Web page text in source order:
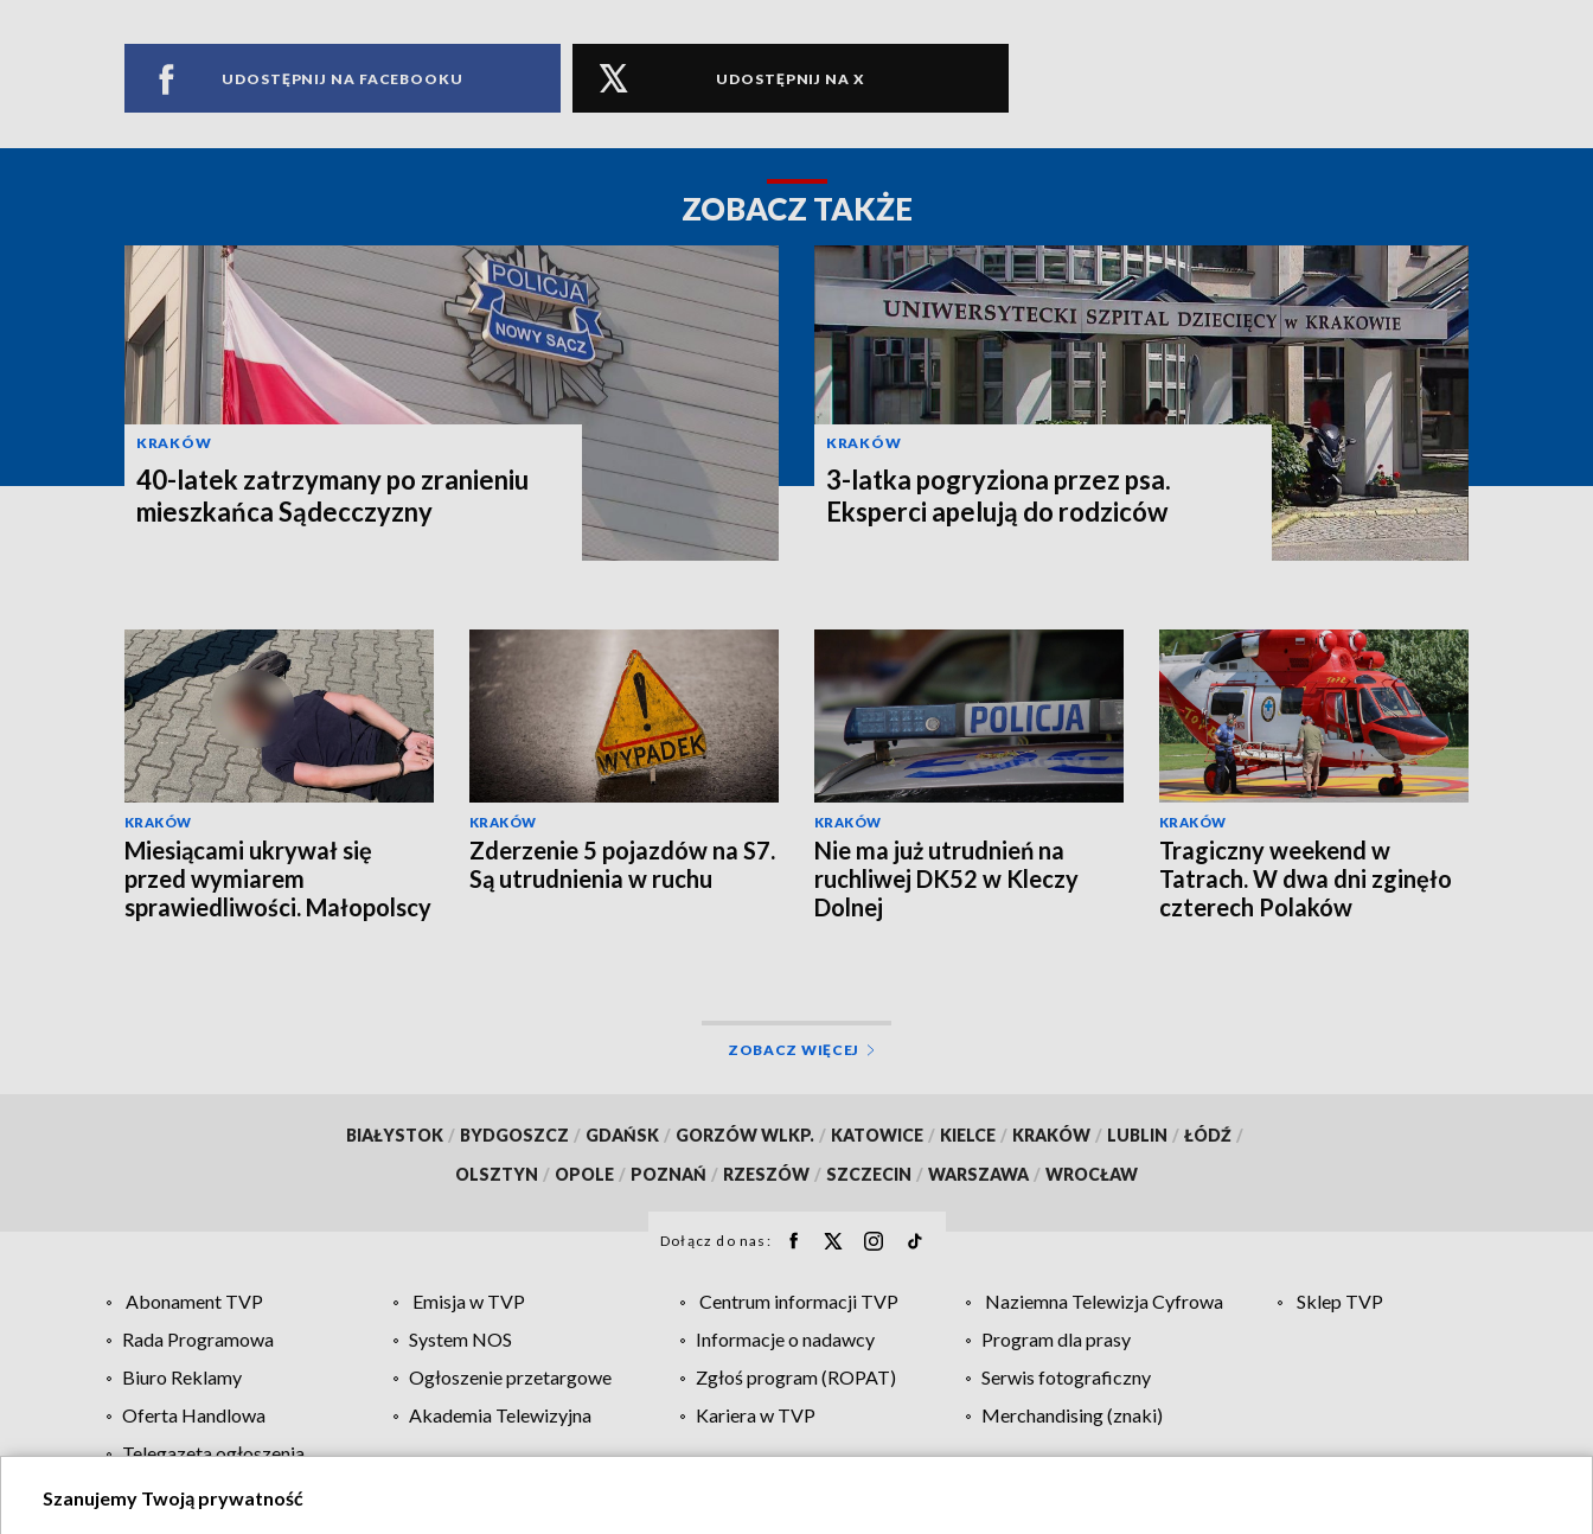
UDOSTĘPNIJ NA FACEBOOKU UDOSTĘPNIJ NA X
ZOBACZ TAKŻE
KRAKÓW
40-latek zatrzymany po zranieniu
mieszkańca Sądecczyzny
KRAKÓW
3-latka pogryziona przez psa.
Eksperci apelują do rodziców
KRAKÓW
Miesiącami ukrywał się
przed wymiarem
sprawiedliwości. Małopolscy
KRAKÓW
Zderzenie 5 pojazdów na S7.
Są utrudnienia w ruchu
KRAKÓW
Nie ma już utrudnień na
ruchliwej DK52 w Kleczy
Dolnej
KRAKÓW
Tragiczny weekend w
Tatrach. W dwa dni zginęło
czterech Polaków
ZOBACZ WIĘCEJ
BIAŁYSTOK / BYDGOSZCZ / GDAŃSK / GORZÓW WLKP. / KATOWICE / KIELCE / KRAKÓW / LUBLIN / ŁÓDŹ /
OLSZTYN / OPOLE / POZNAŃ / RZESZÓW / SZCZECIN / WARSZAWA / WROCŁAW
Dołącz do nas:
Abonament TVP Emisja w TVP Centrum informacji TVP Naziemna Telewizja Cyfrowa
Sklep TVP
Rada Programowa
System NOS Informacje o nadawcy
Program dla prasy
Biuro Reklamy
Ogłoszenie przetargowe Zgłoś program (ROPAT)
Serwis fotograficzny
Oferta Handlowa
Akademia Telewizyjna Kariera w TVP
Merchandising (znaki)
Telegazeta ogłoszenia
Szanujemy Twoją prywatność